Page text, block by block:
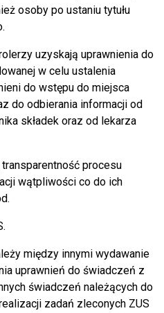
osoby po ustaniu tytułu
uzyskają uprawnienia do
w celu ustalenia
do wstępu do miejsca
do odbierania informacji od
składek oraz od lekarza
procesu
wątpliwości co do ich
między innymi wydawanie
uprawnień do świadczeń z
świadczeń należących do
zadań zleconych ZUS